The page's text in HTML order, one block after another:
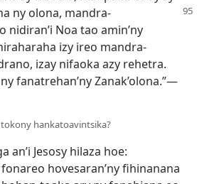
ny olona, mandra-
nidiran’i Noa tao amin’ny
izy ireo mandra-
izay nifaoka azy rehetra.
fanatrehan’ny Zanak’olona.”—
tokony hankatoavintsika?
an’i Jesosy hilaza hoe:
hovesaran’ny fihinanana